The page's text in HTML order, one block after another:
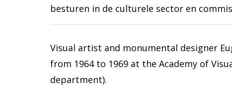
besturen in de culturele sector en
Visual artist and monumental designer
from 1964 to 1969 at the Academy of
department).